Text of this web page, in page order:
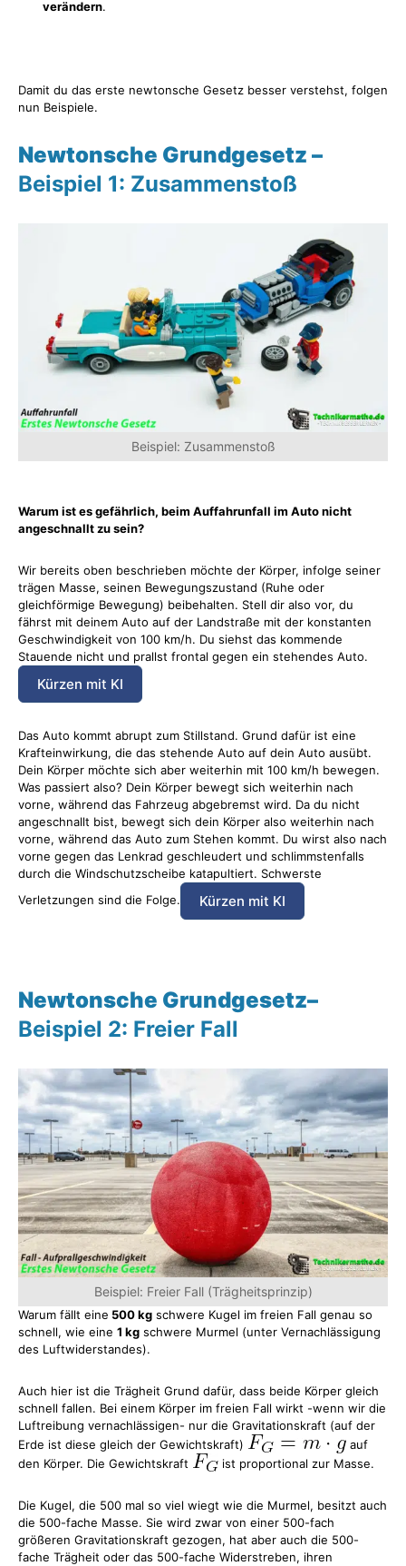
verändern.
Damit du das erste newtonsche Gesetz besser verstehst, folgen
nun Beispiele.
Newtonsche Grundgesetz –
Beispiel 1: Zusammenstoß
Beispiel: Zusammenstoß
Warum ist es gefährlich, beim Auffahrunfall im Auto nicht
angeschnallt zu sein?
Wir bereits oben beschrieben möchte der Körper, infolge seiner
trägen Masse, seinen Bewegungszustand (Ruhe oder
gleichförmige Bewegung) beibehalten. Stell dir also vor, du
fährst mit deinem Auto auf der Landstraße mit der konstanten
Geschwindigkeit von 100 km/h. Du siehst das kommende
Stauende nicht und prallst frontal gegen ein stehendes Auto.
Kürzen mit KI
Das Auto kommt abrupt zum Stillstand. Grund dafür ist eine
Krafteinwirkung, die das stehende Auto auf dein Auto ausübt.
Dein Körper möchte sich aber weiterhin mit 100 km/h bewegen.
Was passiert also? Dein Körper bewegt sich weiterhin nach
vorne, während das Fahrzeug abgebremst wird. Da du nicht
angeschnallt bist, bewegt sich dein Körper also weiterhin nach
vorne, während das Auto zum Stehen kommt. Du wirst also nach
vorne gegen das Lenkrad geschleudert und schlimmstenfalls
durch die Windschutzscheibe katapultiert. Schwerste
Verletzungen sind die Folge.
Kürzen mit KI
Newtonsche Grundgesetz–
Beispiel 2: Freier Fall
Beispiel: Freier Fall (Trägheitsprinzip)
Warum fällt eine 500 kg schwere Kugel im freien Fall genau so
schnell, wie eine 1 kg schwere Murmel (unter Vernachlässigung
des Luftwiderstandes).
Auch hier ist die Trägheit Grund dafür, dass beide Körper gleich
schnell fallen. Bei einem Körper im freien Fall wirkt -wenn wir die
Luftreibung vernachlässigen- nur die Gravitationskraft (auf der
Erde ist diese gleich der Gewichtskraft)
auf
den Körper. Die Gewichtskraft
ist proportional zur Masse.
Die Kugel, die 500 mal so viel wiegt wie die Murmel, besitzt auch
die 500-fache Masse. Sie wird zwar von einer 500-fach
größeren Gravitationskraft gezogen, hat aber auch die 500-
fache Trägheit oder das 500-fache Widerstreben, ihren